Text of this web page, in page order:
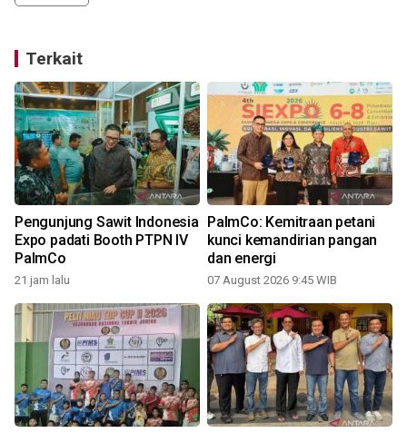
Terkait
Pengunjung Sawit Indonesia
Expo padati Booth PTPN IV
PalmCo
21 jam lalu
PalmCo: Kemitraan petani
kunci kemandirian pangan
dan energi
07 August 2026 9:45 WIB